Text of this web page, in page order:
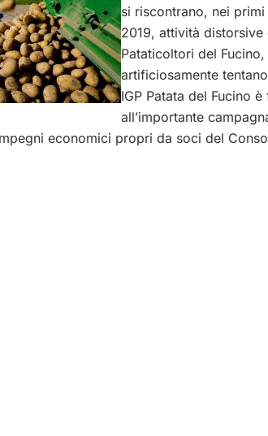
si riscontrano, nei
2019, attività
Pataticoltori del
artificiosamente
IGP Patata del Fucino
all’importante
economici propri da soci del